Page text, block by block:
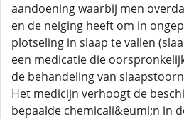
aandoening waarbij men
en de neiging heeft om in
plotseling in slaap te vallen
een medicatie die
de behandeling van
Het medicijn verhoogt de
bepaalde chemicali&euml;n in